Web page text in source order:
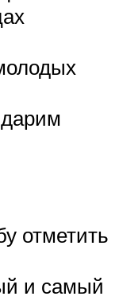
отметить
и самый